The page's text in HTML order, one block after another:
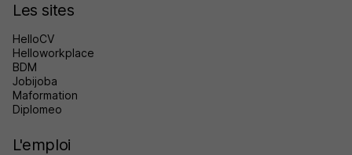
Les sites
HelloCV
Helloworkplace
BDM
Jobijoba
Maformation
Diplomeo
L'emploi